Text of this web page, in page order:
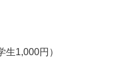
1,000円）